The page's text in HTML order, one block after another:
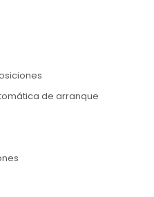
de arranque